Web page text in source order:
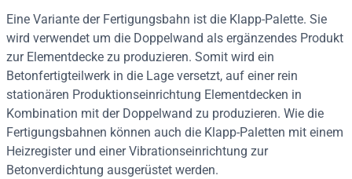
Eine Variante der Fertigungsbahn ist die Klapp-Palette. Sie
wird verwendet um die Doppelwand als ergänzendes Produkt
zur Elementdecke zu produzieren. Somit wird ein
Betonfertigteilwerk in die Lage versetzt, auf einer rein
stationären Produktionseinrichtung Elementdecken in
Kombination mit der Doppelwand zu produzieren. Wie die
Fertigungsbahnen können auch die Klapp-Paletten mit einem
Heizregister und einer Vibrationseinrichtung zur
Betonverdichtung ausgerüstet werden.